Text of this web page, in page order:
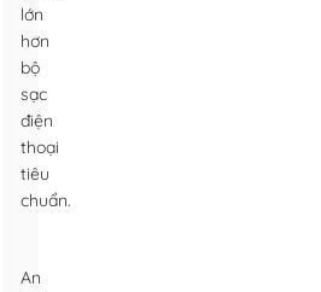
lớn
hơn
bộ
sạc
điện
thoại
tiêu
chuẩn.
An